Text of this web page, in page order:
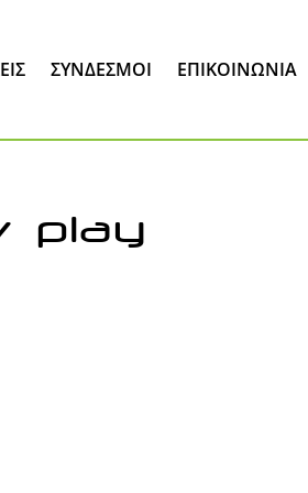
ΣΎΝΔΕΣΜΟΙ ΕΠΙΚΟΙΝΩΝΊΑ
play